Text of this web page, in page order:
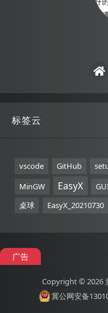
标签云
vscode GitHub
MinGW
EasyX
桌球
EasyX_20210730
广告
Copyright © 2026
冀公网安备